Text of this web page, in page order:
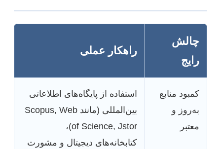
چالش
رایج
راهکار عملی
کمبود منابع
به‌روز و
معتبر
استفاده از پایگاه‌های اطلاعاتی
بین‌المللی (مانند Scopus, Web
of Science, Jstor)،
کتابخانه‌های دیجیتال و مشورت